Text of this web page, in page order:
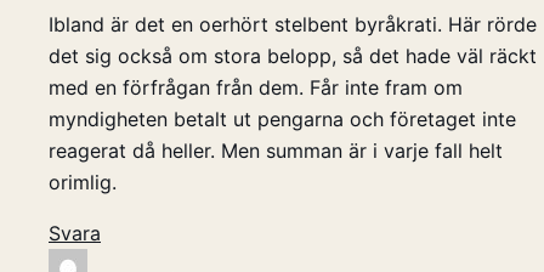
Ibland är det en oerhört stelbent byråkrati. Här rörde
det sig också om stora belopp, så det hade väl räckt
med en förfrågan från dem. Får inte fram om
myndigheten betalt ut pengarna och företaget inte
reagerat då heller. Men summan är i varje fall helt
orimlig.
Svara